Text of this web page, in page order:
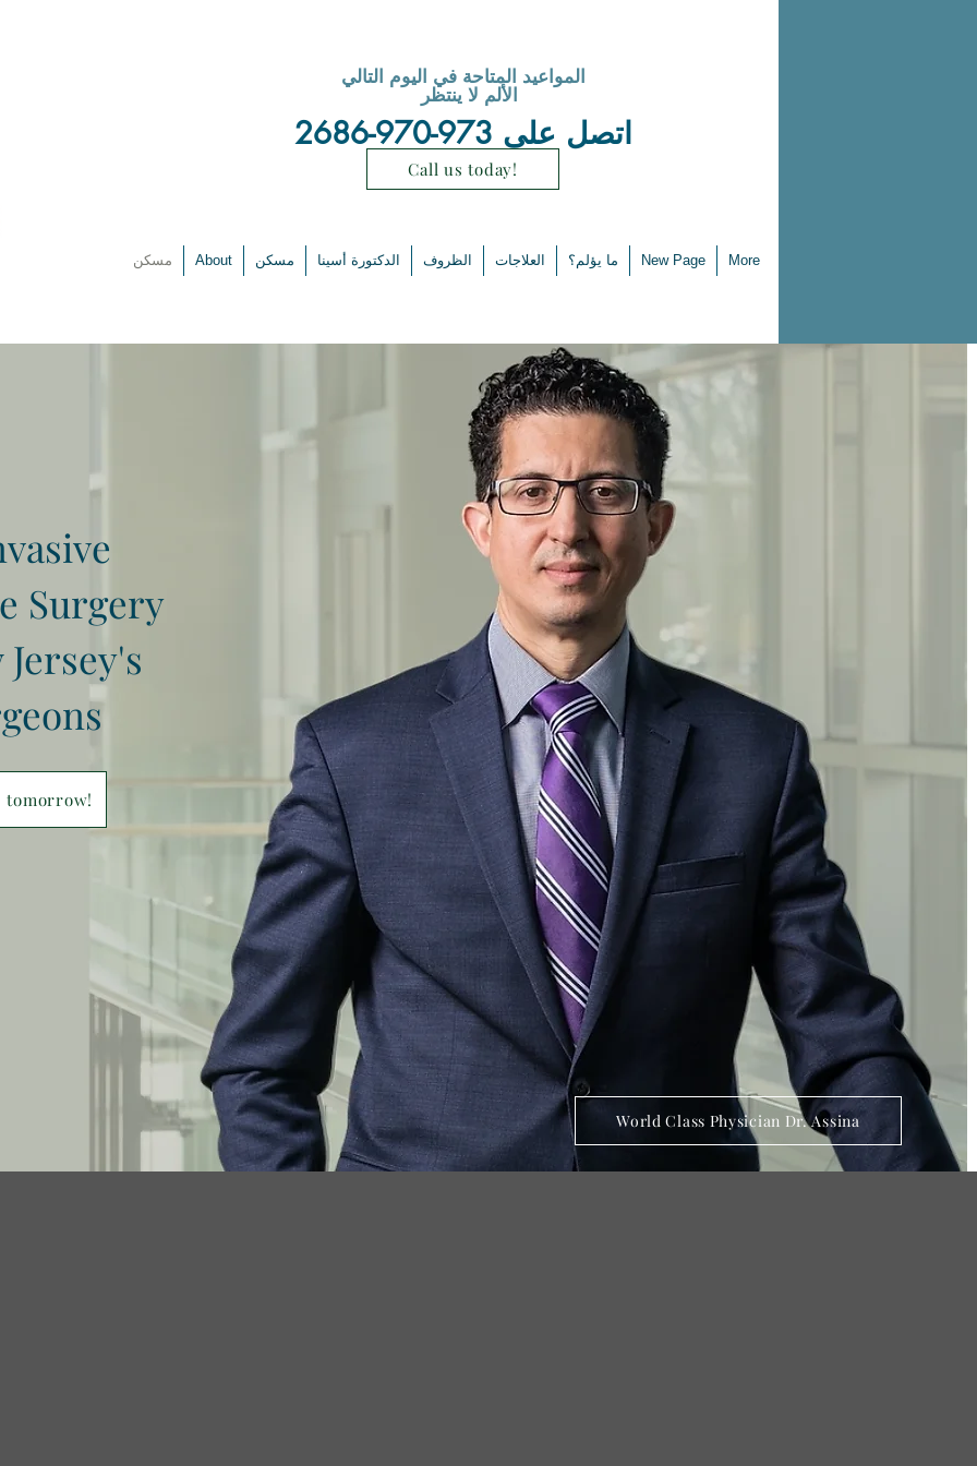
المواعيد المتاحة في اليوم التالي
الألم لا ينتظر
اتصل على 973-970-2686
Call us today!
مسكن About مسكن الدكتورة أسينا الظروف العلاجات ما يؤلم؟ New Page More
Surgery
tomorrow!
World Class Physician Dr. Assina